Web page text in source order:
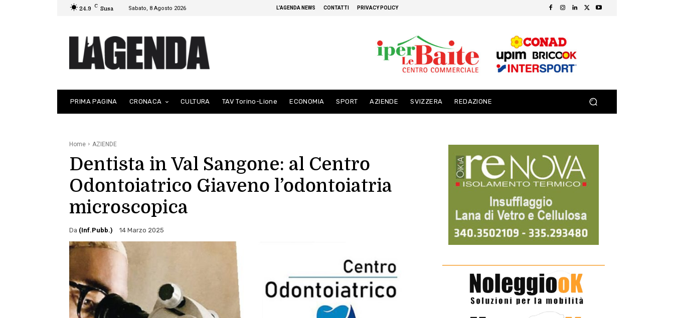
24.9 C Susa Sabato, 8 Agosto 2026 L’AGENDA NEWS CONTATTI PRIVACY POLICY
PRIMA PAGINA CRONACA CULTURA TAV Torino-Lione ECONOMIA SPORT AZIENDE SVIZZERA REDAZIONE
Home AZIENDE
Dentista in Val Sangone: al Centro
Odontoiatrico Giaveno l’odontoiatria
microscopica
Da (Inf.Pubb.) 14 Marzo 2025